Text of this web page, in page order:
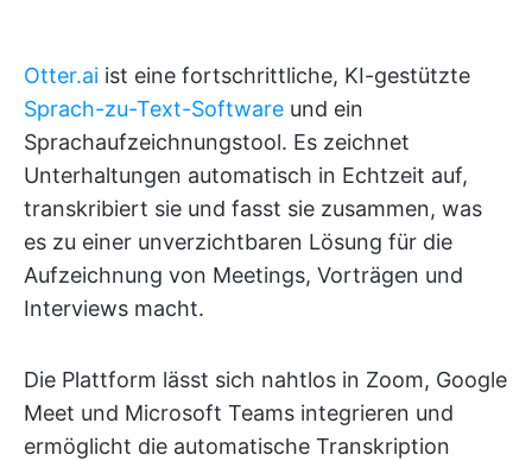
Otter.ai ist eine fortschrittliche, KI-gestützte
Sprach-zu-Text-Software und ein
Sprachaufzeichnungstool. Es zeichnet
Unterhaltungen automatisch in Echtzeit auf,
transkribiert sie und fasst sie zusammen, was
es zu einer unverzichtbaren Lösung für die
Aufzeichnung von Meetings, Vorträgen und
Interviews macht.
Die Plattform lässt sich nahtlos in Zoom, Google
Meet und Microsoft Teams integrieren und
ermöglicht die automatische Transkription